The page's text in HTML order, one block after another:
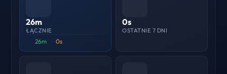
26m
ŁĄCZNIE
26m 0s
0s
OSTATNIE 7 DNI